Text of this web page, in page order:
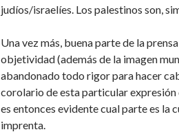
judíos/israelíes. Los palestinos son,
Una vez más, buena parte de la
objetividad (además de la imagen
abandonado todo rigor para hacer
corolario de esta particular expresión
es entonces evidente cual parte es la
imprenta.